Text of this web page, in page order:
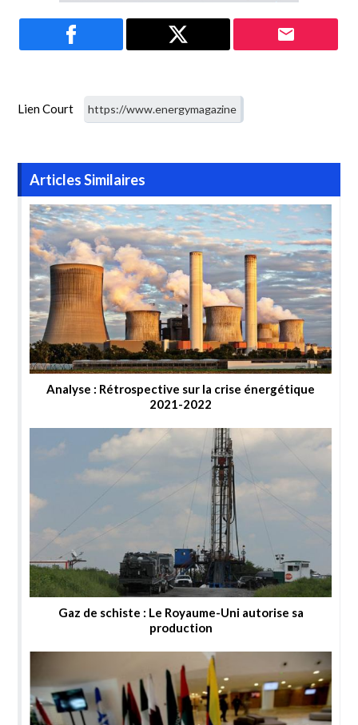
Lien Court
Articles Similaires
Analyse : Rétrospective sur la crise énergétique
2021-2022
Gaz de schiste : Le Royaume-Uni autorise sa
production